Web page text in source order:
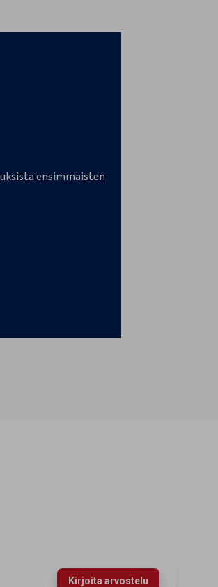
ensimmäisten
Kirjoita arvostelu